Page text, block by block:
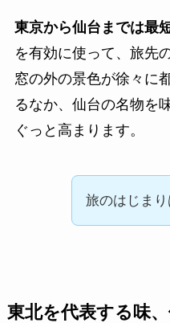
東京から仙台までは最
を有効に使って、旅先
窓の外の景色が徐々に
るなか、仙台の名物を
ぐっと高まります。
旅のはじまり
東北を代表する味